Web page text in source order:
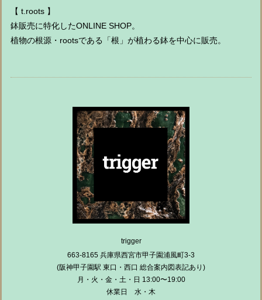
【 t.roots 】
鉢販売に特化したONLINE SHOP。
植物の根源・rootsである「根」が植わる鉢を中心に販売。
trigger
663-8165 兵庫県西宮市甲子園浦風町3-3
(阪神甲子園駅 東口・西口 総合案内図表記あり)
月・火・金・土・日 13:00〜19:00
休業日 水・木